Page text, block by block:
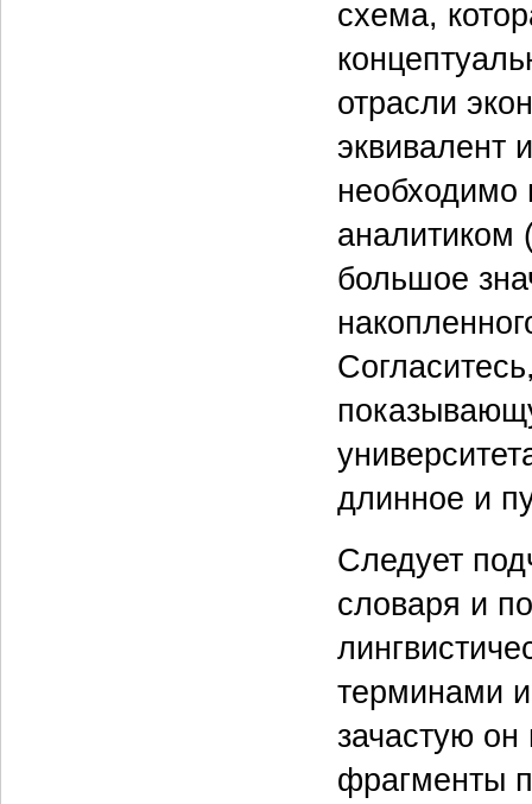
схема,
отрасли
эквивалент
необходимо
аналитиком
большое
длинное и
Следует
словаря и
терминами и
зачастую он
фрагменты